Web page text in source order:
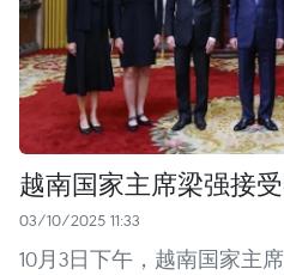
越南国家主席梁强接
03/10/2025 11:33
10月3日下午，越南国家主